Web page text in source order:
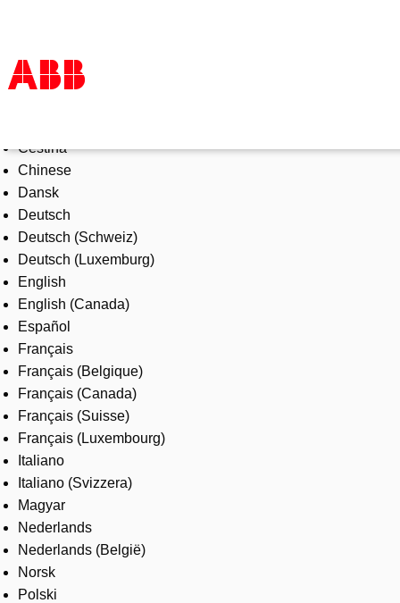
Products & Solutions
Industries
Services
About us
Where to buy
Contact us
Careers
Čeština
Chinese
Dansk
Deutsch
Deutsch (Schweiz)
Deutsch (Luxemburg)
English
English (Canada)
Español
Français
Français (Belgique)
Français (Canada)
Français (Suisse)
Français (Luxembourg)
Italiano
Italiano (Svizzera)
Magyar
Nederlands
Nederlands (België)
Norsk
Polski